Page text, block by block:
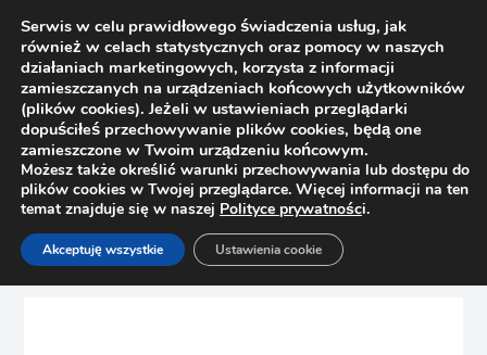
Strona główna Sklep
Szuflady
Szuflada Metabox L=550/150 szary BLUM 320H5500
Serwis w celu prawidłowego świadczenia usług, jak
również w celach statystycznych oraz pomocy w naszych
działaniach marketingowych, korzysta z informacji
zamieszczanych na urządzeniach końcowych użytkowników
(plików cookies). Jeżeli w ustawieniach przeglądarki
dopuściłeś przechowywanie plików cookies, będą one
zamieszczone w Twoim urządzeniu końcowym.
Możesz także określić warunki przechowywania lub dostępu do
plików cookies w Twojej przeglądarce. Więcej informacji na ten
temat znajduje się w naszej Polityce prywatności.
Akceptuję wszystkie Ustawienia cookie